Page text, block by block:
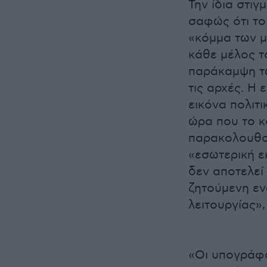
Την ίδια
σαφώς ότι το
«κόμμα των
κάθε μέλος
παράκαμψη
τις αρχές. Η
εικόνα
ώρα που το
«εσωτερική
δεν αποτελεί
ζητούμενη
«Οι